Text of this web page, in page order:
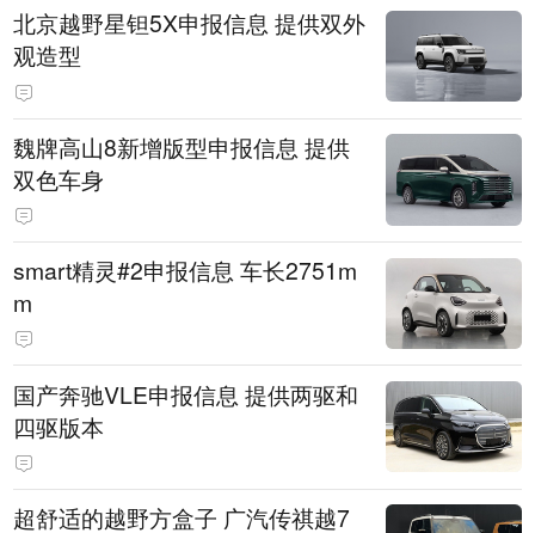
北京越野星钽5X申报信息 提供双外
观造型
魏牌高山8新增版型申报信息 提供
双色车身
smart精灵#2申报信息 车长2751m
m
国产奔驰VLE申报信息 提供两驱和
四驱版本
超舒适的越野方盒子 广汽传祺越7